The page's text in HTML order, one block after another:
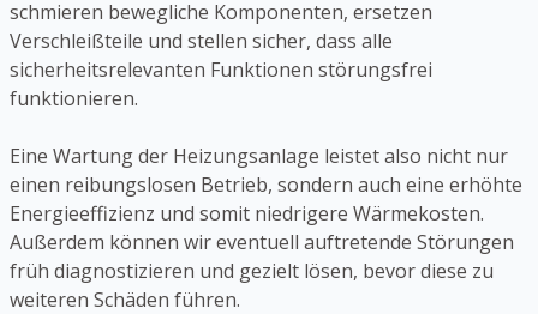
schmieren bewegliche Komponenten, ersetzen
Verschleißteile und stellen sicher, dass alle
sicherheitsrelevanten Funktionen störungsfrei
funktionieren.
Eine Wartung der Heizungsanlage leistet also nicht nur
einen reibungslosen Betrieb, sondern auch eine erhöhte
Energieeffizienz und somit niedrigere Wärmekosten.
Außerdem können wir eventuell auftretende Störungen
früh diagnostizieren und gezielt lösen, bevor diese zu
weiteren Schäden führen.